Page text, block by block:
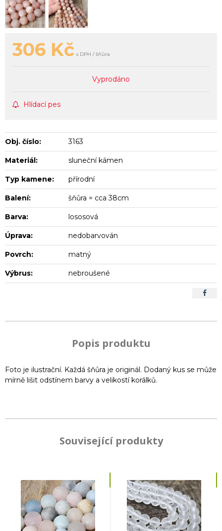
306 Kč s DPH / šňůra
Vyprodáno
Hlídací pes
Obj. číslo: 3163
Materiál: sluneční kámen
Typ kamene: přírodní
Balení: šňůra = cca 38cm
Barva: lososová
Úprava: nedobarvován
Povrch: matný
Výbrus: nebroušené
Popis produktu
Foto je ilustrační. Každá šňůra je originál. Dodaný kus se může
mírně lišit odstínem barvy a velikostí korálků.
Související produkty